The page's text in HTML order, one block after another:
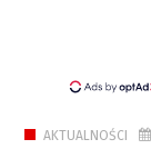
AKTUALNOŚCI